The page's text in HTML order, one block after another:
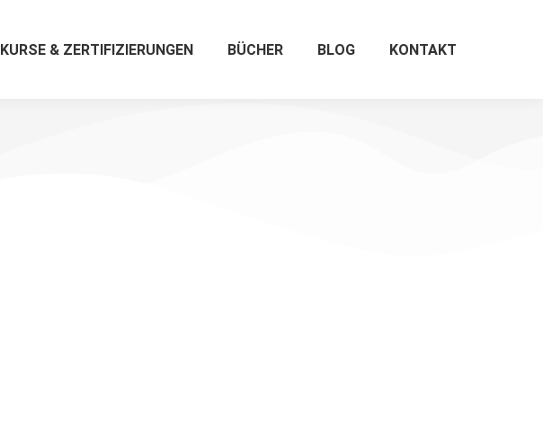
KURSE & ZERTIFIZIERUNGEN BÜCHER BLOG KONTAKT